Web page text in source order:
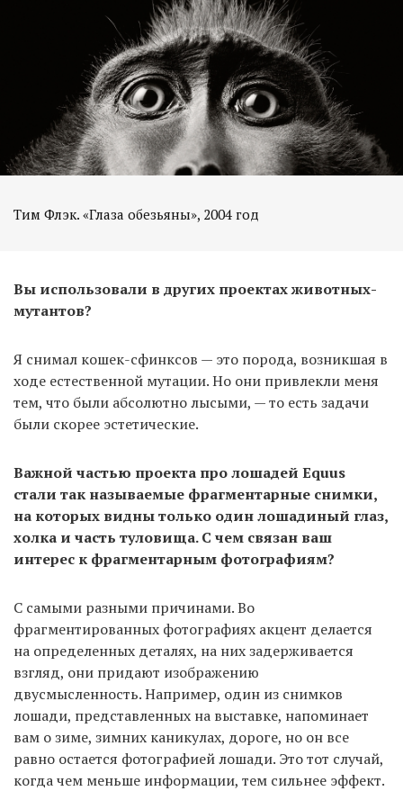
Тим Флэк. «Глаза обезьяны», 2004 год
Вы использовали в других проектах животных-
мутантов?
Я снимал кошек-сфинксов — это порода, возникшая в
ходе естественной мутации. Но они привлекли меня
тем, что были абсолютно лысыми, — то есть задачи
были скорее эстетические.
Важной частью проекта про лошадей Equus
стали так называемые фрагментарные снимки,
на которых видны только один лошадиный глаз,
холка и часть туловища. С чем связан ваш
интерес к фрагментарным фотографиям?
С самыми разными причинами. Во
фрагментированных фотографиях акцент делается
на определенных деталях, на них задерживается
взгляд, они придают изображению
двусмысленность. Например, один из снимков
лошади, представленных на выставке, напоминает
вам о зиме, зимних каникулах, дороге, но он все
равно остается фотографией лошади. Это тот случай,
когда чем меньше информации, тем сильнее эффект.